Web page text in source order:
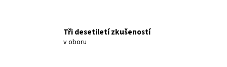
Tři desetiletí zkušeností
v oboru